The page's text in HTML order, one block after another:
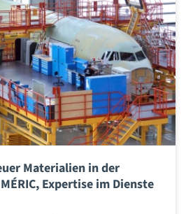
Materialien in der
Expertise im Dienste